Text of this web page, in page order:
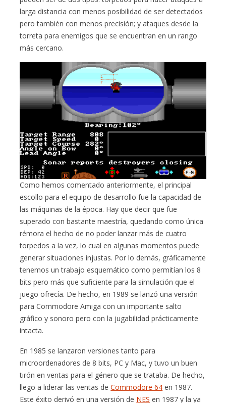
larga distancia con menos posibilidad de ser detectados
pero también con menos precisión; y ataques desde la
torreta para enemigos que se encuentran en un rango
más cercano.
Como hemos comentado anteriormente, el principal
escollo para el equipo de desarrollo fue la capacidad de
las máquinas de la época. Hay que decir que fue
superado con bastante maestría, quedando como única
rémora el hecho de no poder lanzar más de cuatro
torpedos a la vez, lo cual en algunas momentos puede
generar situaciones injustas. Por lo demás, gráficamente
tenemos un trabajo esquemático como permitían los 8
bits pero más que suficiente para la simulación que el
juego ofrecía. De hecho, en 1989 se lanzó una versión
para Commodore Amiga con un importante salto
gráfico y sonoro pero con la jugabilidad prácticamente
intacta.
En 1985 se lanzaron versiones tanto para
microordenadores de 8 bits, PC y Mac, y tuvo un buen
tirón en ventas para el género que se trataba. De hecho,
llego a liderar las ventas deCommodore 64 en 1987.
Este éxito derivó en una versión de NES en 1987 y la ya